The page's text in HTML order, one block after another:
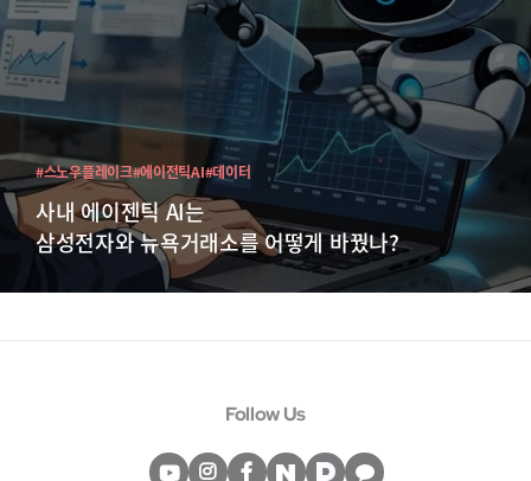
사내 에이젠틱 AI는
삼성전자와 뉴욕거래소를 어떻게 바꿨나?
#스노우플레이크#에이전틱AI#데이터
Follow Us